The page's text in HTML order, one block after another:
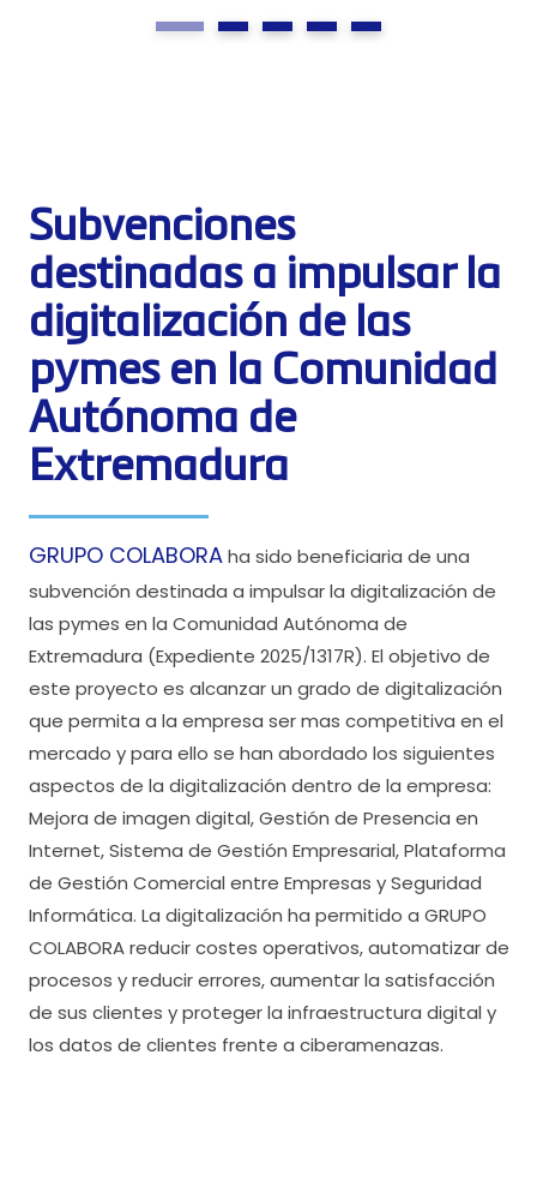
Subvenciones
destinadas a impulsar la
digitalización de las
pymes en la Comunidad
Autónoma de
Extremadura
GRUPO COLABORAha sido beneficiaria de una
subvención destinada a impulsar la digitalización de
las pymes en la Comunidad Autónoma de
Extremadura (Expediente 2025/1317R). El objetivo de
este proyecto es alcanzar un grado de digitalización
que permita a la empresa ser mas competitiva en el
mercado y para ello se han abordado los siguientes
aspectos de la digitalización dentro de la empresa:
Mejora de imagen digital, Gestión de Presencia en
Internet, Sistema de Gestión Empresarial, Plataforma
de Gestión Comercial entre Empresas y Seguridad
Informática. La digitalización ha permitido a GRUPO
COLABORA reducir costes operativos, automatizar de
procesos y reducir errores, aumentar la satisfacción
de sus clientes y proteger la infraestructura digital y
los datos de clientes frente a ciberamenazas.